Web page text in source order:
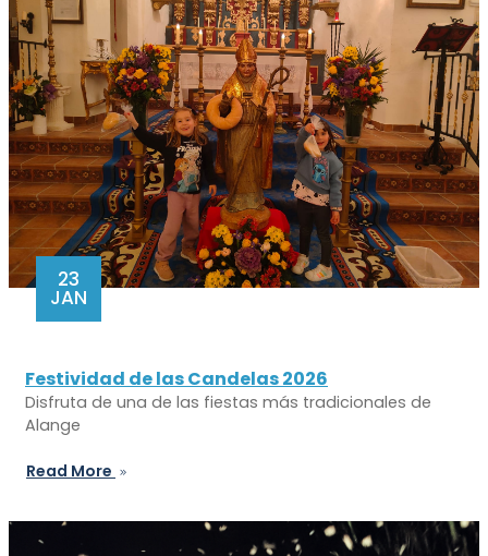
23
JAN
Festividad de las Candelas 2026
Disfruta de una de las fiestas más tradicionales de
Alange
Read More